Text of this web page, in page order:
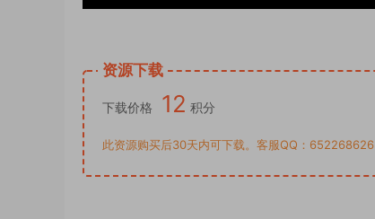
资源下载
下载价格 12 积分
此资源购买后30天内可下载。客服QQ：652268626